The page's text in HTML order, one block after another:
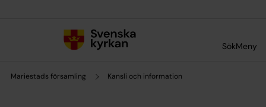
SökMeny
Mariestads församling Kansli och information